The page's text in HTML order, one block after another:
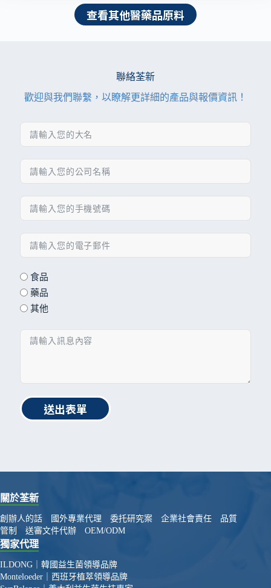
查看其他醫藥品原料
聯絡荃新
歡迎與我們聯繫，以瞭解更詳細的產品與報價資訊！
食品
藥品
其他
送出表單
關於荃新
創辦人的話 國外專業代理 委托研究案 企業社會責任
品質
管制
送審文件代辦 OEM/ODM
獨家代理
ILDONG｜韓國益生菌領導品牌
Monteloeder｜西班牙植萃領導品牌